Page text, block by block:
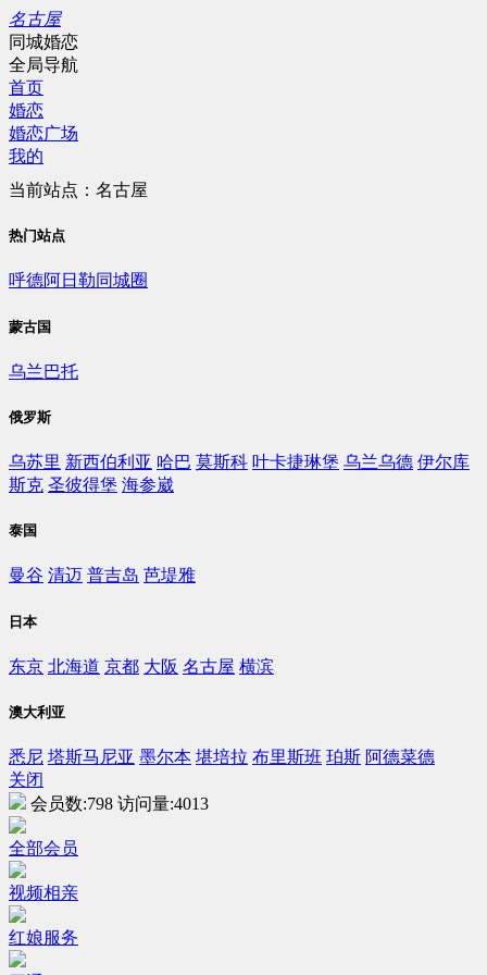
名古屋
同城婚恋
全局导航
首页
婚恋
婚恋广场
我的
当前站点：名古屋
热门站点
呼德阿日勒同城圈
蒙古国
乌兰巴托
俄罗斯
乌苏里 新西伯利亚 哈巴 莫斯科 叶卡捷琳堡 乌兰乌德 伊尔库
斯克 圣彼得堡 海参崴
泰国
曼谷 清迈 普吉岛 芭堤雅
日本
东京 北海道 京都 大阪 名古屋 横滨
澳大利亚
悉尼 塔斯马尼亚 墨尔本 堪培拉 布里斯班 珀斯 阿德菜德
关闭
会员数:798 访问量:4013
全部会员
视频相亲
红娘服务